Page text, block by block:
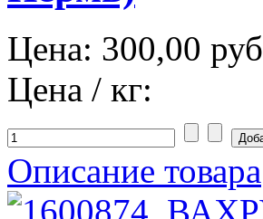
Цена: 300,00 руб
Цена / кг:
Описание товара